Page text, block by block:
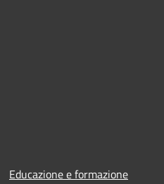
Educazione e formazione